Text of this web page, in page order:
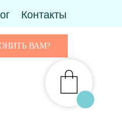
Контакты
ВАМ?